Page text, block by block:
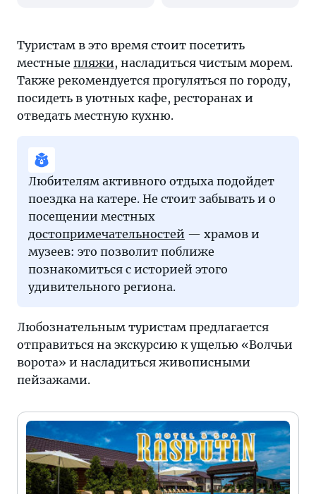
Туристам в это время стоит посетить
местные пляжи, насладиться чистым морем.
Также рекомендуется прогуляться по городу,
посидеть в уютных кафе, ресторанах и
отведать местную кухню.
Любителям активного отдыха подойдет
поездка на катере. Не стоит забывать и о
посещении местных
достопримечательностей — храмов и
музеев: это позволит поближе
познакомиться с историей этого
удивительного региона.
Любознательным туристам предлагается
отправиться на экскурсию к ущелью «Волчьи
ворота» и насладиться живописными
пейзажами.